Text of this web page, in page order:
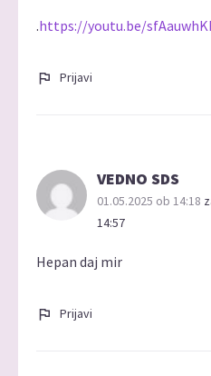
.https://youtu.be/
Prijavi
VEDNO SDS
01.05.2025 ob 14:18
14:57
Hepan daj mir
Prijavi